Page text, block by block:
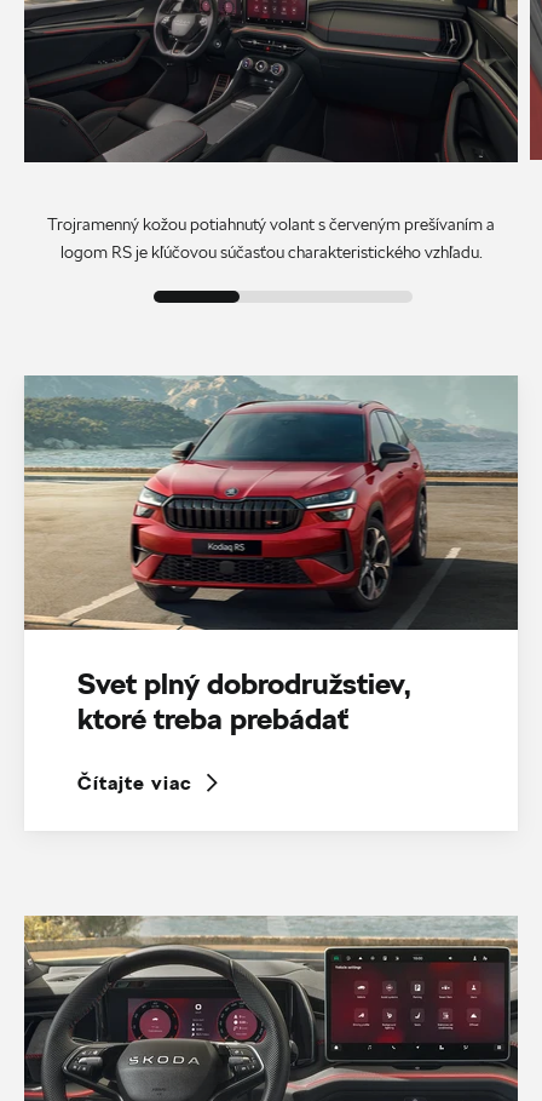
Trojramenný kožou potiahnutý volant s červeným prešívaním a
logom RS je kľúčovou súčasťou charakteristického vzhľadu.
Svet plný dobrodružstiev,
ktoré treba prebádať
Čítajte viac